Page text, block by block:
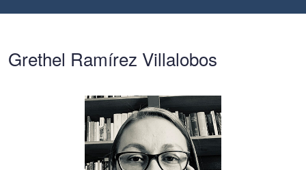
Grethel Ramírez Villalobos